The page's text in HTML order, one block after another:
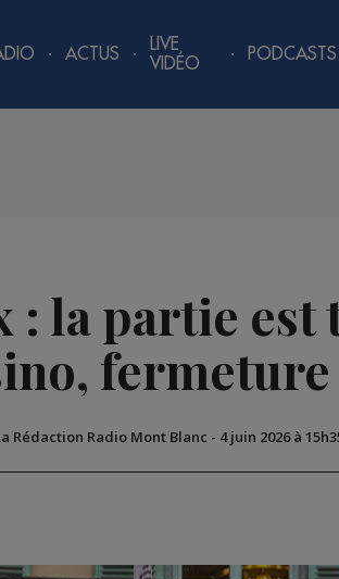
ACTUS
LIVE
VIDÉO
PODCASTS
: la partie
Rédaction Radio Mont Blanc - 4 juin 2026 à